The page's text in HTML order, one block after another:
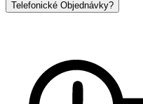
Telefonické Objednávky?